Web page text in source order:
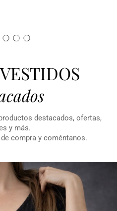
destacados, ofertas,
y más.
compra y coméntanos.